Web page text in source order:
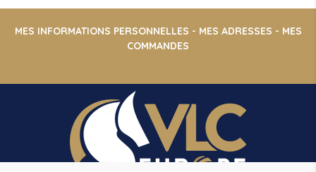
MES INFORMATIONS PERSONNELLES - MES ADRESSES - MES
COMMANDES